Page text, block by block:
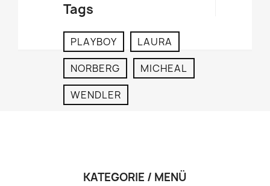
Tags
PLAYBOY
LAURA
NORBERG
MICHEAL
WENDLER
KATEGORIE / MENÜ